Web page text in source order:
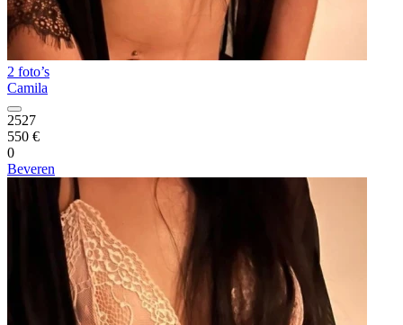
2 foto’s
Camila
2527
550 €
0
Beveren